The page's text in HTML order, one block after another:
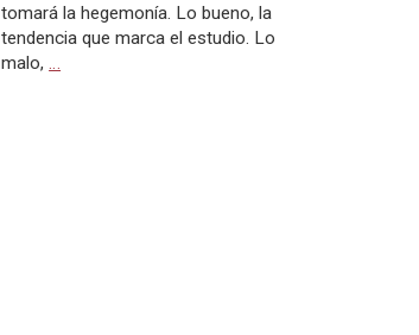
tomará la hegemonía. Lo bueno, la
tendencia que marca el estudio. Lo
malo,…